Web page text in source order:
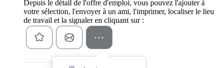
Depuis le détail de l'offre d'emploi, vous pouvez l'ajouter à
votre sélection, l'envoyer à un ami, l'imprimer, localiser le lieu
de travail et la signaler en cliquant sur :